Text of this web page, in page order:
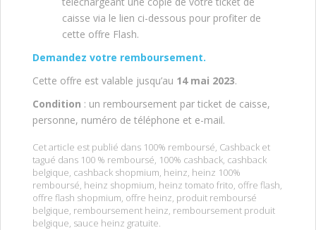
caisse via le lien ci-dessous pour profiter de
cette offre Flash.
Demandez votre remboursement.
Cette offre est valable jusqu’au 14 mai 2023.
Condition : un remboursement par ticket de caisse,
personne, numéro de téléphone et e-mail.
Cet article est publié dans 100% remboursé, Cashback et
tagué dans 100 % remboursé, 100% cashback, cashback
belgique, cashback shopmium, heinz, heinz 100%
remboursé, heinz shopmium, heinz tomato frito, offre flash,
offre flash shopmium, offre heinz, produit remboursé
belgique, remboursement heinz, remboursement produit
belgique, sauce heinz gratuite.